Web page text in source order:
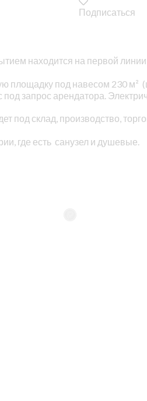
Подписаться
находится на первой
площадку под навесом 230 м²
запрос арендатора.
под склад, производство,
где есть санузел и душевые.